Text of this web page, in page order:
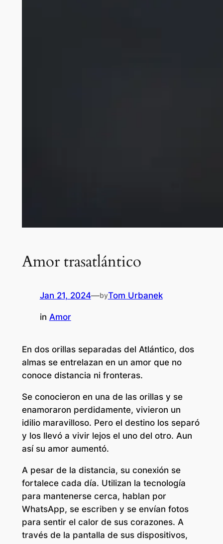
Amor trasatlántico
Jan 21, 2024—byTom Urbanek
in Amor
En dos orillas separadas del Atlántico, dos
almas se entrelazan en un amor que no
conoce distancia ni fronteras.
Se conocieron en una de las orillas y se
enamoraron perdidamente, vivieron un
idilio maravilloso. Pero el destino los separó
y los llevó a vivir lejos el uno del otro. Aun
así su amor aumentó.
A pesar de la distancia, su conexión se
fortalece cada día. Utilizan la tecnología
para mantenerse cerca, hablan por
WhatsApp, se escriben y se envían fotos
para sentir el calor de sus corazones. A
través de la pantalla de sus dispositivos,